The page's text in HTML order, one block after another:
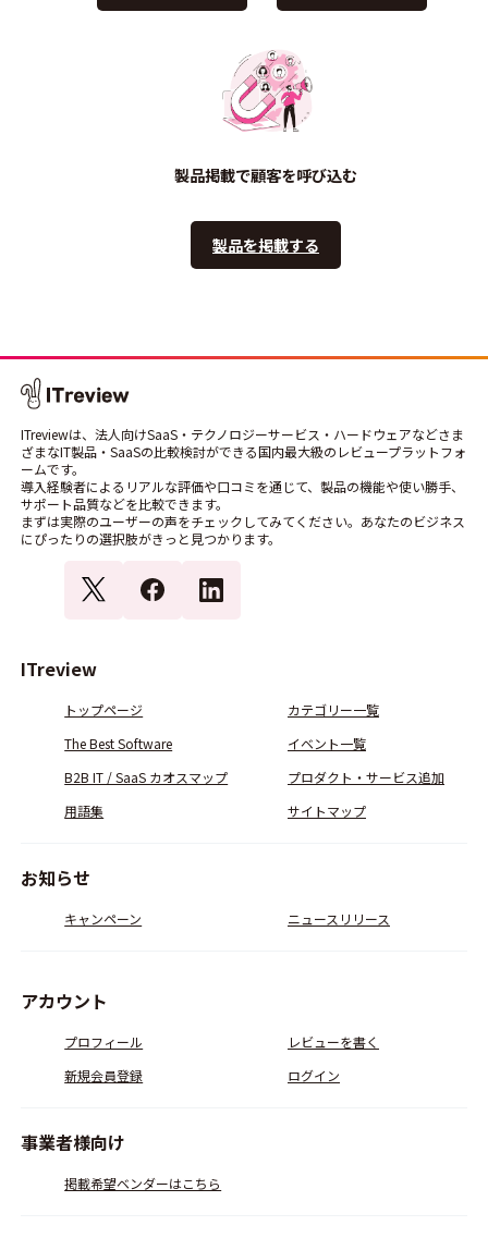
製品掲載で顧客を呼び込む
製品を掲載する
ITreviewは、法人向けSaaS・テクノロジーサービス・ハードウェアなどさま
ざまなIT製品・SaaSの比較検討ができる国内最大級のレビュープラットフォ
ームです。
導入経験者によるリアルな評価や口コミを通じて、製品の機能や使い勝手、
サポート品質などを比較できます。
まずは実際のユーザーの声をチェックしてみてください。あなたのビジネス
にぴったりの選択肢がきっと見つかります。
ITreview
トップページ
カテゴリー一覧
The Best Software
イベント一覧
B2B IT / SaaS カオスマップ
プロダクト・サービス追加
用語集
サイトマップ
お知らせ
キャンペーン ニュースリリース
アカウント
プロフィール
レビューを書く
新規会員登録
ログイン
事業者様向け
掲載希望ベンダーはこちら